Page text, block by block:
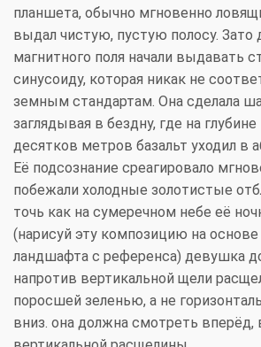
планшета, обычно мгновенно
выдал чистую, пустую полосу. Зато
магнитного поля начали выдавать
синусоиду, которая никак не
земным стандартам. Она сделала
заглядывая в бездну, где на
десятков метров базальт уходил в
Её подсознание среагировало
побежали холодные золотистые
точь как на сумеречном небе её
(нарисуй эту композицию на
ландшафта с референса) девушка
напротив вертикальной щели
поросшей зеленью, а не
вниз. она должна смотреть вперёд,